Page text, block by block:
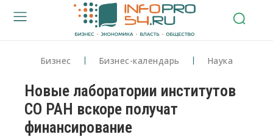
Бизнес Бизнес-календарь Наука
Новые лаборатории институтов
СО РАН вскоре получат
финансирование